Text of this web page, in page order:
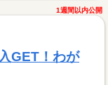
1週間以内公開
GET！わが